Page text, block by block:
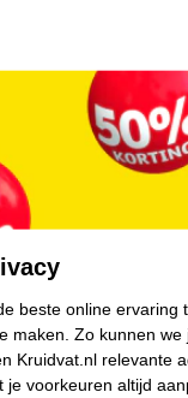
beste online ervaring
maken. Zo kunnen we
Kruidvat.nl relevante
je voorkeuren altijd